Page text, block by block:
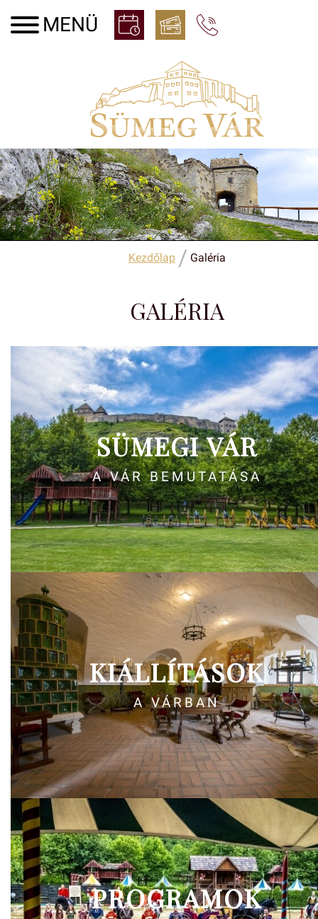
Kezdőlap / Galéria
GALÉRIA
SÜMEGI VÁR
A VÁR BEMUTATÁSA
KIÁLLÍTÁSOK
A VÁRBAN
PROGRAMOK